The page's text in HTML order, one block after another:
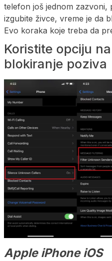
telefon još jednom zazvoni,
izgubite živce, vreme je da
Evo koraka koje treba da
Koristite opciju
blokiranje poziva
Apple iPhone iOS